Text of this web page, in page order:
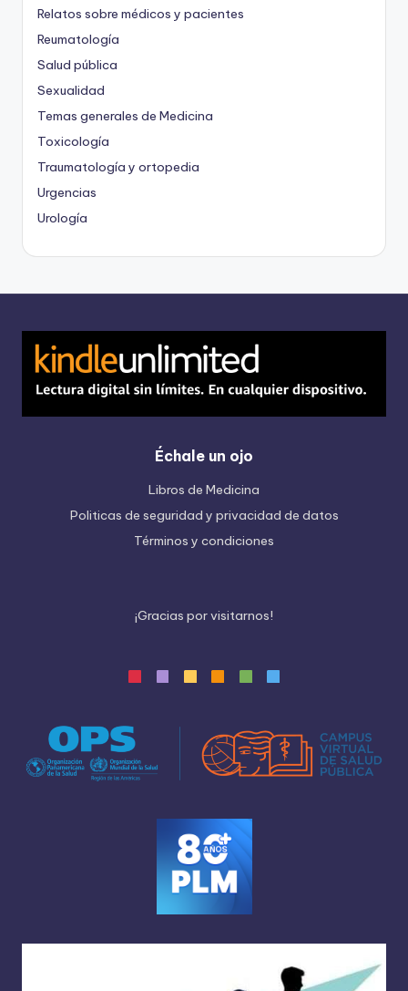
Relatos sobre médicos y pacientes
Reumatología
Salud pública
Sexualidad
Temas generales de Medicina
Toxicología
Traumatología y ortopedia
Urgencias
Urología
Échale un ojo
Libros de Medicina
Politicas de seguridad y privacidad de datos
Términos y condiciones
¡Gracias porvisitarnos!